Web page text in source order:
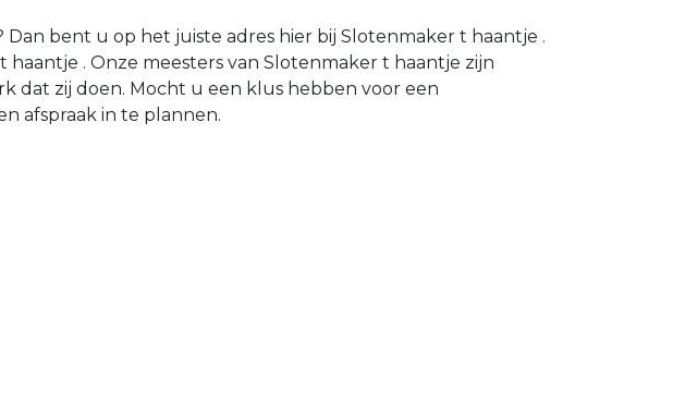
bent u op het juiste adres hier bij Slotenmaker t haantje .
. Onze meesters van Slotenmaker t haantje zijn
dat zij doen. Mocht u een klus hebben voor een
afspraak in te plannen.